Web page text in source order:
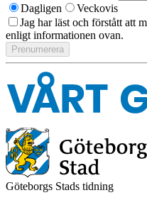
Dagligen
Veckovis
Jag har läst och förstått att
enligt informationen ovan.
Göteborgs Stads tidning